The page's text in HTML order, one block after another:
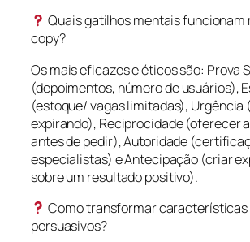
Quais gatilhos mentais funcionam
copy?
Os mais eficazes e éticos são: Prova
(depoimentos, número de usuários),
(estoque/ vagas limitadas), Urgência
expirando), Reciprocidade (oferecer
antes de pedir), Autoridade
especialistas) e Antecipação (criar
sobre um resultado positivo).
Como transformar
persuasivos?